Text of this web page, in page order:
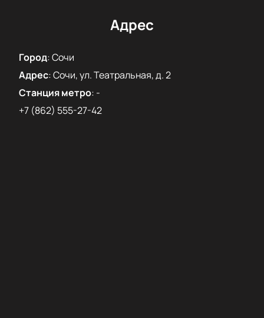
Адрес
Город:Сочи
Адрес:Сочи, ул. Театральная, д. 2
Станция метро: -
+7 (862) 555-27-42